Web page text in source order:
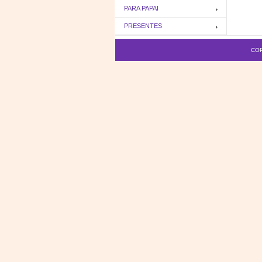
PARA PAPAI
PRESENTES